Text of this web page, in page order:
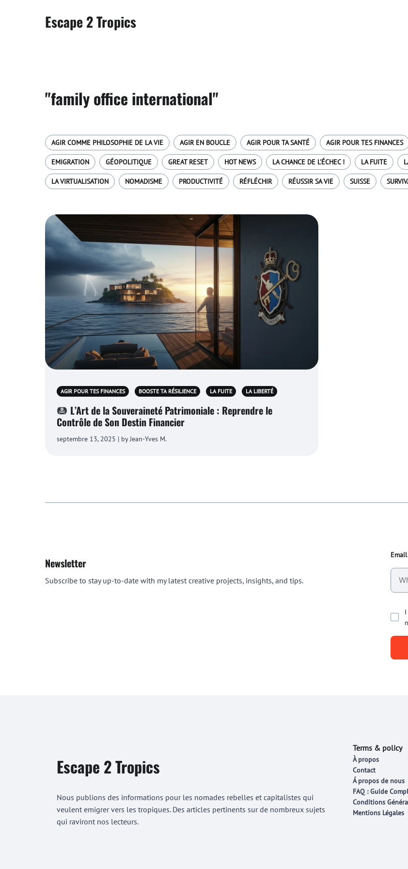
Escape 2 Tropics
"family office international"
AGIR COMME PHILOSOPHIE DE LA VIE AGIR EN BOUCLE AGIR POUR TA SANTÉ AGIR POUR TES FINANCES
EMIGRATION GÉOPOLITIQUE GREAT RESET HOT NEWS LA CHANCE DE L'ÉCHEC ! LA FUITE
LA VIRTUALISATION NOMADISME PRODUCTIVITÉ RÉFLÉCHIR RÉUSSIR SA VIE SUISSE
AGIR POUR TES FINANCES BOOSTE TA RÉSILIENCE LA FUITE LA LIBERTÉ
L’Art de la Souveraineté Patrimoniale : Reprendre le
Contrôle de Son Destin Financier
septembre 13, 2025 | by Jean-Yves M.
Newsletter
Subscribe to stay up-to-date with my latest creative projects, insights, and tips.
Email
Escape 2 Tropics
Nous publions des informations pour les nomades rebelles et capitalistes qui
veulent emigrer vers les tropiques. Des articles pertinents sur de nombreux sujets
qui raviront nos lecteurs.
Terms & policy
À propos
Contact
Á propos de nous
FAQ : Guide
Conditions
Mentions Légales